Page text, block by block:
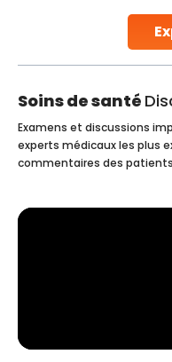
collected,
Continue
Soins de santé
Examens et discussions
experts médicaux les plus
commentaires des